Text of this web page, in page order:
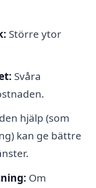
Större ytor
Svåra
hjälp (som
kan ge bättre
Om